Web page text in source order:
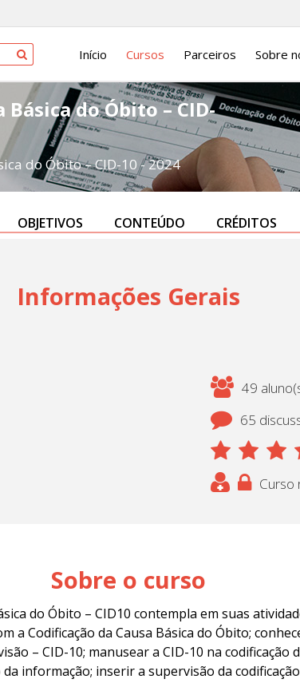
Início Cursos Parceiros Sobre
do Óbito – CID-
do Óbito – CID-10 - 2024
OBJETIVOS CONTEÚDO CRÉDITOS
Informações Gerais
49
65
Curso
Sobre o curso
do Óbito – CID10 contempla em suas
Codificação da Causa Básica do Óbito;
– CID-10; manusear a CID-10 na
informação; inserir a supervisão da